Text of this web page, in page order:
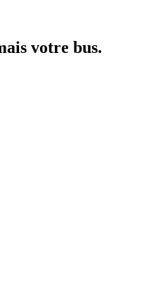
votre bus.